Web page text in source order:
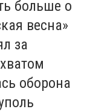
больше о
весна»
за
оборона